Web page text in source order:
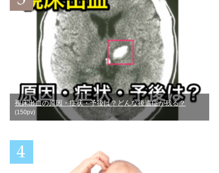
視床出血の原因・症状・予後は？どんな後遺症が残る？
(150pv)